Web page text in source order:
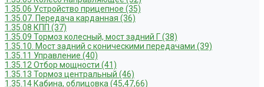
1.35.06 Устройство прицепное (35)
1.35.07. Передача карданная (36)
1.35.08 КПП (37)
1.35.09 Тормоз колесный, мост задний Г (38)
1.35.10. Мост задний с коническими передачами (39)
1.35.11 Управление (40)
1.35.12 Отбор мощности (41)
1.35.13 Тормоз центральный (46)
1.35.14 Кабина, облицовка (45,47,66)